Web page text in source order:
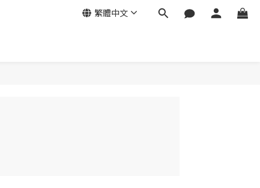
繁體中文